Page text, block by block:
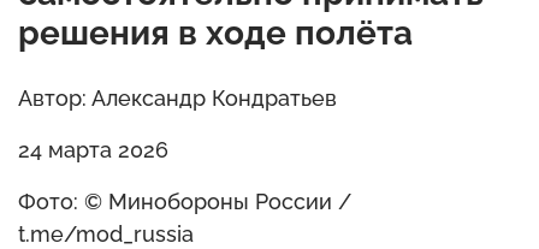
решения в ходе полёта
Автор: Александр Кондратьев
24 марта 2026
Фото: © Минобороны России /
t.me/mod_russia